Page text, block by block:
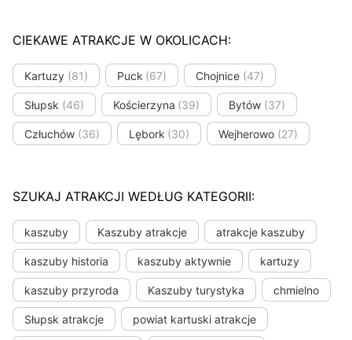
CIEKAWE ATRAKCJE W OKOLICACH:
Kartuzy (81) Puck (67) Chojnice (47)
Słupsk (46) Kościerzyna (39) Bytów (37)
Człuchów (36) Lębork (30) Wejherowo (27)
SZUKAJ ATRAKCJI WEDŁUG KATEGORII:
kaszuby Kaszuby atrakcje atrakcje kaszuby
kaszuby historia kaszuby aktywnie kartuzy
kaszuby przyroda Kaszuby turystyka chmielno
Słupsk atrakcje powiat kartuski atrakcje